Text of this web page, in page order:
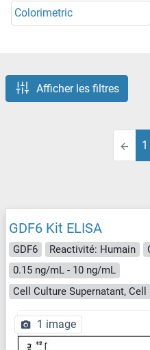
Colorimetric
Afficher les filtres
1
GDF6 Kit ELISA
GDF6 Reactivité: Humain
0.15 ng/mL - 10 ng/mL
1 image